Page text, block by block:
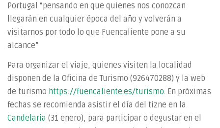
Portugal “pensando en que quienes nos conozcan
llegarán en cualquier época del año y volverán a
visitarnos por todo lo que Fuencaliente pone a su
alcance”
Para organizar el viaje, quienes visiten la localidad
disponen de la Oficina de Turismo (926470288) y la web
de turismo https://fuencaliente.es/turismo. En próximas
fechas se recomienda asistir el día del tizne en la
Candelaria (31 enero), para participar o degustar en el